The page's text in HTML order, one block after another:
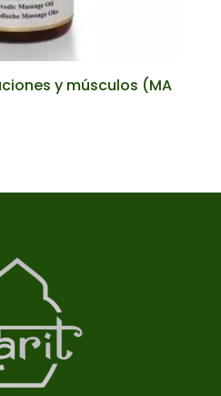
y músculos (MA